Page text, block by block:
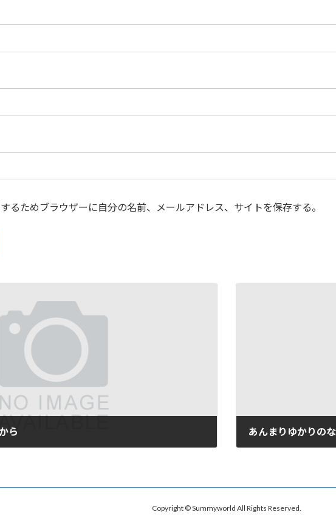
るためブラウザーに自分の名前、メールアドレス、サイトを保存する。
ら あんまりゆかりの
Copyright © Summyworld All Rights Reserved.